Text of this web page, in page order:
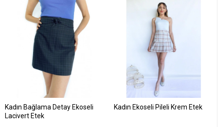
Kadın Bağlama Detay Ekoseli
Lacivert Etek
Kadın Ekoseli Pileli Krem Etek